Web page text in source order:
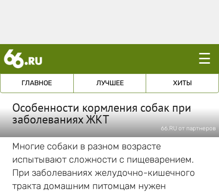
☰
ГЛАВНОЕ ЛУЧШЕЕ ХИТЫ
Особенности кормления собак при
заболеваниях ЖКТ
66.RU от партнеров
Многие собаки в разном возрасте
испытывают сложности с пищеварением.
При заболеваниях желудочно-кишечного
тракта домашним питомцам нужен